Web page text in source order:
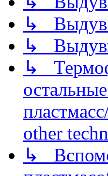
↳ Выдув
↳
↳
other
↳